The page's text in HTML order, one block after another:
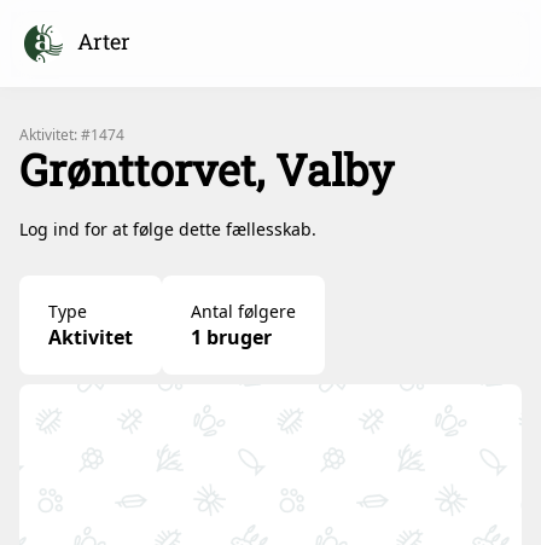
Arter
Aktivitet: #1474
Grønttorvet, Valby
Log ind for at følge dette fællesskab.
Type
Aktivitet
Antal følgere
1 bruger